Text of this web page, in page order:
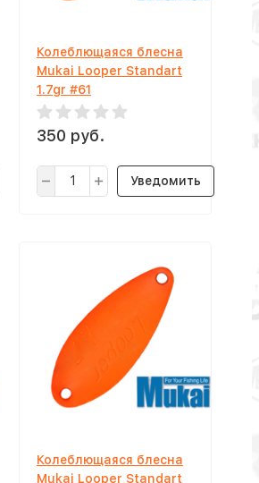
Колеблющаяся блесна
Mukai Looper Standart
1.7gr #61
350 руб.
Уведомить
Колеблющаяся блесна
Mukai Looper Standart